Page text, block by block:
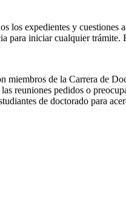
los expedientes y
para iniciar cualquier trámite.
miembros de la Carrera de
reuniones pedidos o
de doctorado para